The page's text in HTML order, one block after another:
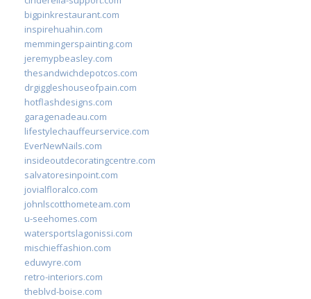
bigpinkrestaurant.com
inspirehuahin.com
memmingerspainting.com
jeremypbeasley.com
thesandwichdepotcos.com
drgiggleshouseofpain.com
hotflashdesigns.com
garagenadeau.com
lifestylechauffeurservice.com
EverNewNails.com
insideoutdecoratingcentre.com
salvatoresinpoint.com
jovialfloralco.com
johnlscotthometeam.com
u-seehomes.com
watersportslagonissi.com
mischieffashion.com
eduwyre.com
retro-interiors.com
theblvd-boise.com